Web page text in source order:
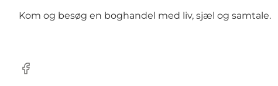
Kom og besøg en boghandel med liv, sjæl og samtale.
Facebook